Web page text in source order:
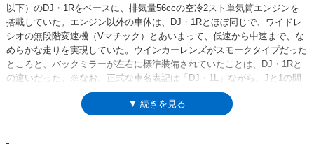
以下）のDJ・1Rをベースに、排気量56ccの空冷2スト単気筒エンジンを
搭載していた。エンジン以外の車体は、DJ・1Rとほぼ同じで、ワイドレ
シオの無段階変速機（Vマチック）とあいまって、低速から中速まで、な
めらかな走りを実現していた。ウインカーレンズがスモークタイプだった
ところと、バックミラーが左右に標準装備されていたことは、DJ・1Rと
の違いだった。※なお、正式な車名表記は「DJ・1L」ながら、Jと1の間
が中黒（・）ではなくハイフン（-）で繋がれることがあるため、ここで
▼ 続きを見る